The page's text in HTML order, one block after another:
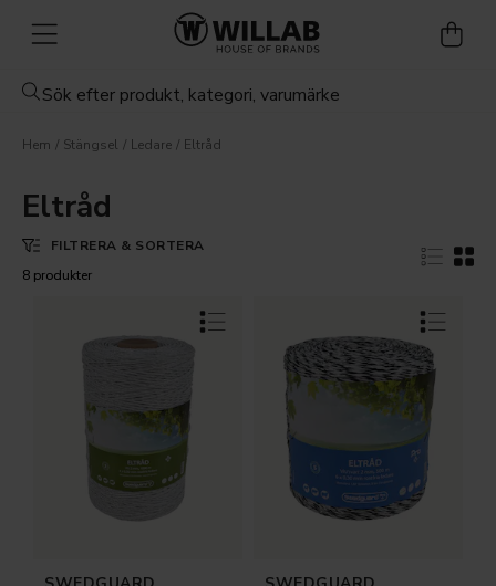
Hem Stängsel Ledare Eltråd
Eltråd
FILTRERA & SORTERA
8 produkter